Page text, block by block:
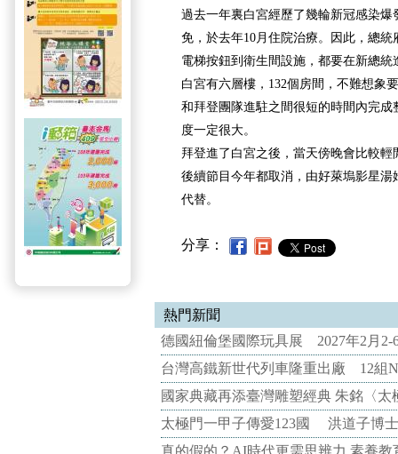
過去一年裏白宮經歷了幾輪新冠感染
免，於去年10月住院治療。因此，總
電梯按鈕到衛生間設施，都要在新總
白宮有六層樓，132個房間，不難想象
和拜登團隊進駐之間很短的時間內完
度一定很大。
拜登進了白宮之後，當天傍晚會比較
後續節目今年都取消，由好萊塢影星湯
代替。
分享：
熱門新聞
德國紐倫堡國際玩具展 2027年2月2-
台灣高鐵新世代列車隆重出廠 12組
國家典藏再添臺灣雕塑經典 朱銘〈
太極門一甲子傳愛123國 洪道子博
真的假的？AI時代更需思辨力 素養